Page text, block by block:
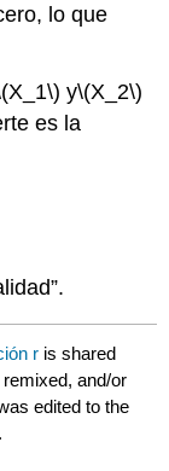
lo que
y\(X_2\)
es la
r is shared
and/or
edited to the